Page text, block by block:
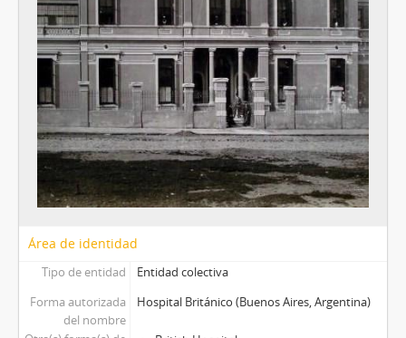
Área de identidad
Tipo de entidad
Entidad colectiva
Forma autorizada
del nombre
Hospital Británico (Buenos Aires, Argentina)